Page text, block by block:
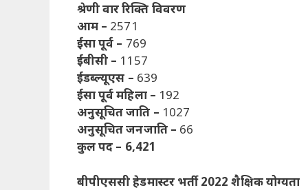
श्रेणी वार रिक्ति विवरण
आम – 2571
ईसा पूर्व – 769
ईबीसी – 1157
ईडब्ल्यूएस – 639
ईसा पूर्व महिला – 192
अनुसूचित जाति – 1027
अनुसूचित जनजाति – 66
कुल पद – 6,421
बीपीएससी हेडमास्टर भर्ती 2022 शैक्षिक योग्यता